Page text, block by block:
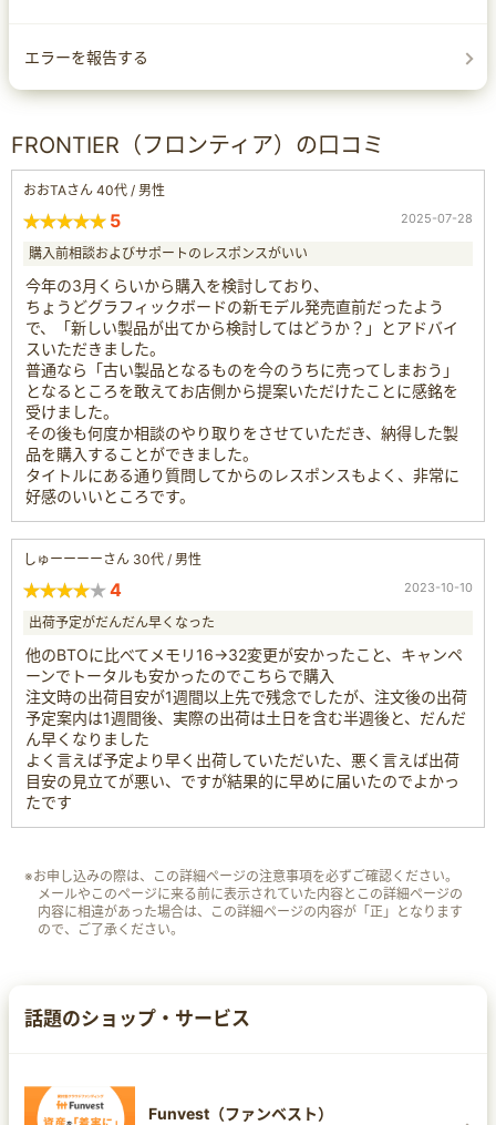
エラーを報告する
FRONTIER（フロンティア）の口コミ
おおTAさん 40代 / 男性
5 2025-07-28
購入前相談およびサポートのレスポンスがいい
今年の3月くらいから購入を検討しており、
ちょうどグラフィックボードの新モデル発売直前だったよう
で、「新しい製品が出てから検討してはどうか？」とアドバイ
スいただきました。
普通なら「古い製品となるものを今のうちに売ってしまおう」
となるところを敢えてお店側から提案いただけたことに感銘を
受けました。
その後も何度か相談のやり取りをさせていただき、納得した製
品を購入することができました。
タイトルにある通り質問してからのレスポンスもよく、非常に
好感のいいところです。
しゅーーーーさん 30代 / 男性
4 2023-10-10
出荷予定がだんだん早くなった
他のBTOに比べてメモリ16→32変更が安かったこと、キャンペ
ーンでトータルも安かったのでこちらで購入
注文時の出荷目安が1週間以上先で残念でしたが、注文後の出荷
予定案内は1週間後、実際の出荷は土日を含む半週後と、だんだ
ん早くなりました
よく言えば予定より早く出荷していただいた、悪く言えば出荷
目安の見立てが悪い、ですが結果的に早めに届いたのでよかっ
たです
※お申し込みの際は、この詳細ページの注意事項を必ずご確認ください。
メールやこのページに来る前に表示されていた内容とこの詳細ページの
内容に相違があった場合は、この詳細ページの内容が「正」となります
ので、ご了承ください。
話題のショップ・サービス
Funvest（ファンベスト）